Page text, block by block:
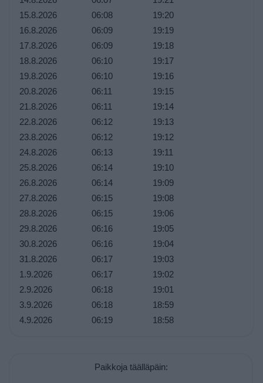
15.8.2026
06:08
19:20
16.8.2026
06:09
19:19
17.8.2026
06:09
19:18
18.8.2026
06:10
19:17
19.8.2026
06:10
19:16
20.8.2026
06:11
19:15
21.8.2026
06:11
19:14
22.8.2026
06:12
19:13
23.8.2026
06:12
19:12
24.8.2026
06:13
19:11
25.8.2026
06:14
19:10
26.8.2026
06:14
19:09
27.8.2026
06:15
19:08
28.8.2026
06:15
19:06
29.8.2026
06:16
19:05
30.8.2026
06:16
19:04
31.8.2026
06:17
19:03
1.9.2026
06:17
19:02
2.9.2026
06:18
19:01
3.9.2026
06:18
18:59
4.9.2026
06:19 18:58
Paikkoja täälläpäin: